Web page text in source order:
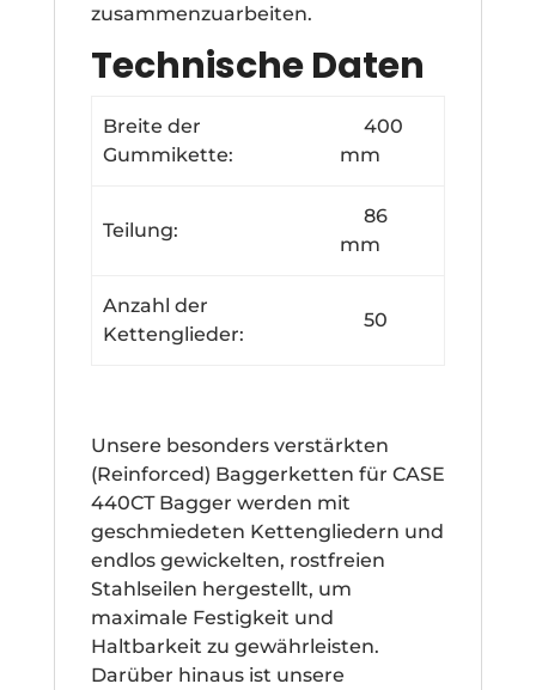
zusammenzuarbeiten.
Technische Daten
Breite der
Gummikette:
400
mm
Teilung:
86
mm
Anzahl der
Kettenglieder:
50
Unsere besonders verstärkten
(Reinforced) Baggerketten für CASE
440CT Bagger werden mit
geschmiedeten Kettengliedern und
endlos gewickelten, rostfreien
Stahlseilen hergestellt, um
maximale Festigkeit und
Haltbarkeit zu gewährleisten.
Darüber hinaus ist unsere